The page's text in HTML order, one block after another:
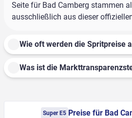
Seite für Bad Camberg stammen
ausschließlich aus dieser
Wie oft werden die Spritpreise
Was ist die
Super E5 Preise für Bad